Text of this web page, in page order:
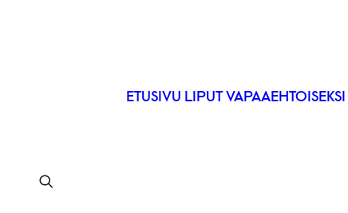
ETUSIVU LIPUT VAPAAEHTOISEKSI